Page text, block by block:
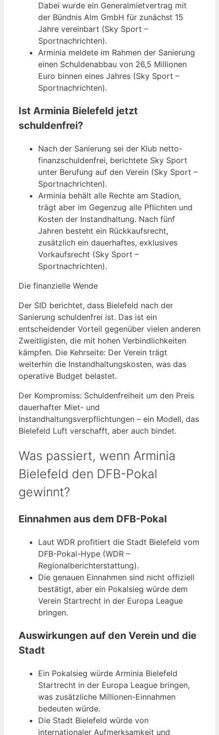
Dabei wurde ein Generalmietvertrag mit
der Bündnis Alm GmbH für zunächst 15
Jahre vereinbart (Sky Sport –
Sportnachrichten).
Arminia meldete im Rahmen der Sanierung
einen Schuldenabbau von 26,5 Millionen
Euro binnen eines Jahres (Sky Sport –
Sportnachrichten).
Ist Arminia Bielefeld jetzt
schuldenfrei?
Nach der Sanierung sei der Klub netto-
finanzschuldenfrei, berichtete Sky Sport
unter Berufung auf den Verein (Sky Sport –
Sportnachrichten).
Arminia behält alle Rechte am Stadion,
trägt aber im Gegenzug alle Pflichten und
Kosten der Instandhaltung. Nach fünf
Jahren besteht ein Rückkaufsrecht,
zusätzlich ein dauerhaftes, exklusives
Vorkaufsrecht (Sky Sport –
Sportnachrichten).
Die finanzielle Wende
Der SID berichtet, dass Bielefeld nach der
Sanierung schuldenfrei ist. Das ist ein
entscheidender Vorteil gegenüber vielen anderen
Zweitligisten, die mit hohen Verbindlichkeiten
kämpfen. Die Kehrseite: Der Verein trägt
weiterhin die Instandhaltungskosten, was das
operative Budget belastet.
Der Kompromiss: Schuldenfreiheit um den Preis
dauerhafter Miet- und
Instandhaltungsverpflichtungen – ein Modell, das
Bielefeld Luft verschafft, aber auch bindet.
Was passiert, wenn Arminia
Bielefeld den DFB-Pokal
gewinnt?
Einnahmen aus dem DFB-Pokal
Laut WDR profitiert die Stadt Bielefeld vom
DFB-Pokal-Hype (WDR –
Regionalberichterstattung).
Die genauen Einnahmen sind nicht offiziell
bestätigt, aber ein Pokalsieg würde dem
Verein Startrecht in der Europa League
bringen.
Auswirkungen auf den Verein und die
Stadt
Ein Pokalsieg würde Arminia Bielefeld
Startrecht in der Europa League bringen,
was zusätzliche Millionen-Einnahmen
bedeuten würde.
Die Stadt Bielefeld würde von
internationaler Aufmerksamkeit und